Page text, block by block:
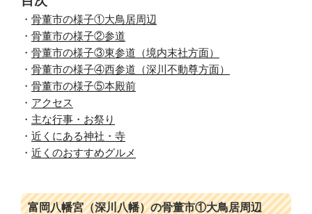
・ 骨董市の様子①大鳥居周辺
・ 骨董市の様子②参道
・ 骨董市の様子③東参道（境内末社方面）
・ 骨董市の様子④西参道（深川不動尊方面）
・ 骨董市の様子⑤本殿前
・ アクセス
・ 主な行事・お祭り
・ 近くにある神社・寺
・ 近くのおすすめグルメ
富岡八幡宮（深川八幡）の骨董市①大鳥居周辺